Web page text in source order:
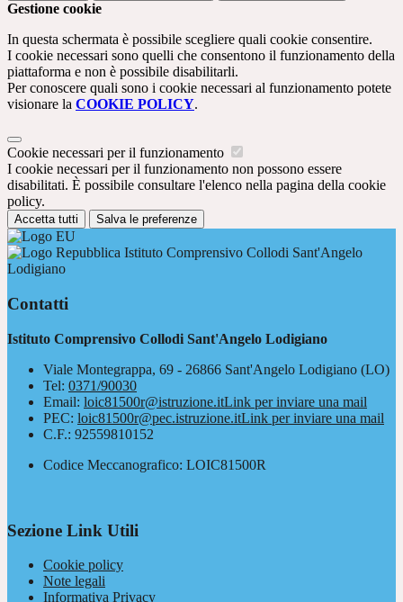
Gestione cookie
In questa schermata è possibile scegliere quali cookie consentire.
I cookie necessari sono quelli che consentono il funzionamento della
piattaforma e non è possibile disabilitarli.
Per conoscere quali sono i cookie necessari al funzionamento potete
visionare la COOKIE POLICY.
Cookie necessari per il funzionamento
I cookie necessari per il funzionamento non possono essere
disabilitati. È possibile consultare l'elenco nella pagina della cookie
policy.
Accetta tutti Salva le preferenze
Istituto Comprensivo Collodi Sant'Angelo
Lodigiano
Contatti
Istituto Comprensivo Collodi Sant'Angelo Lodigiano
Viale Montegrappa, 69 - 26866 Sant'Angelo Lodigiano (LO)
Tel: 0371/90030
Email: loic81500r@istruzione.itLink per inviare una mail
PEC: loic81500r@pec.istruzione.itLink per inviare una mail
C.F.: 92559810152
Codice Meccanografico: LOIC81500R
Sezione Link Utili
Cookie policy
Note legali
Informativa Privacy